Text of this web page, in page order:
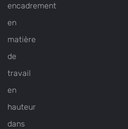
encadrement
en
matière
de
travail
en
hauteur
dans